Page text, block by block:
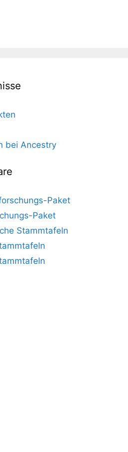
bei Ancestry
Paket
Paket
Stammtafeln